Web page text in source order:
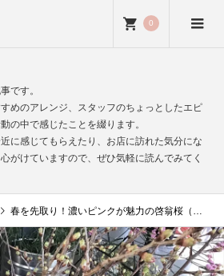
0
です。
めのアレンジ、スタッフのちょっとしたエピ
の中で感じたことを綴ります。
に感じてもらえたり、お店に訪れた気分にな
がけていますので、ぜひ気軽に読んでみてく
春を先取り！濃いピンクが魅力の啓翁桜（ケイオウザクラ）入荷しました｜蕾はまだ硬め